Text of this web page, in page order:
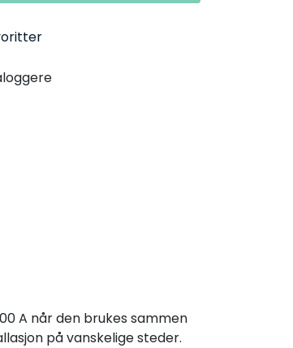
A når den brukes sammen
på vanskelige steder.